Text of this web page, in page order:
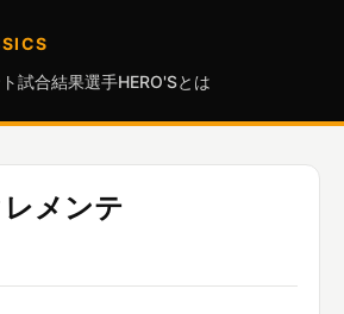
試合結果選手HERO'Sとは
メンテ